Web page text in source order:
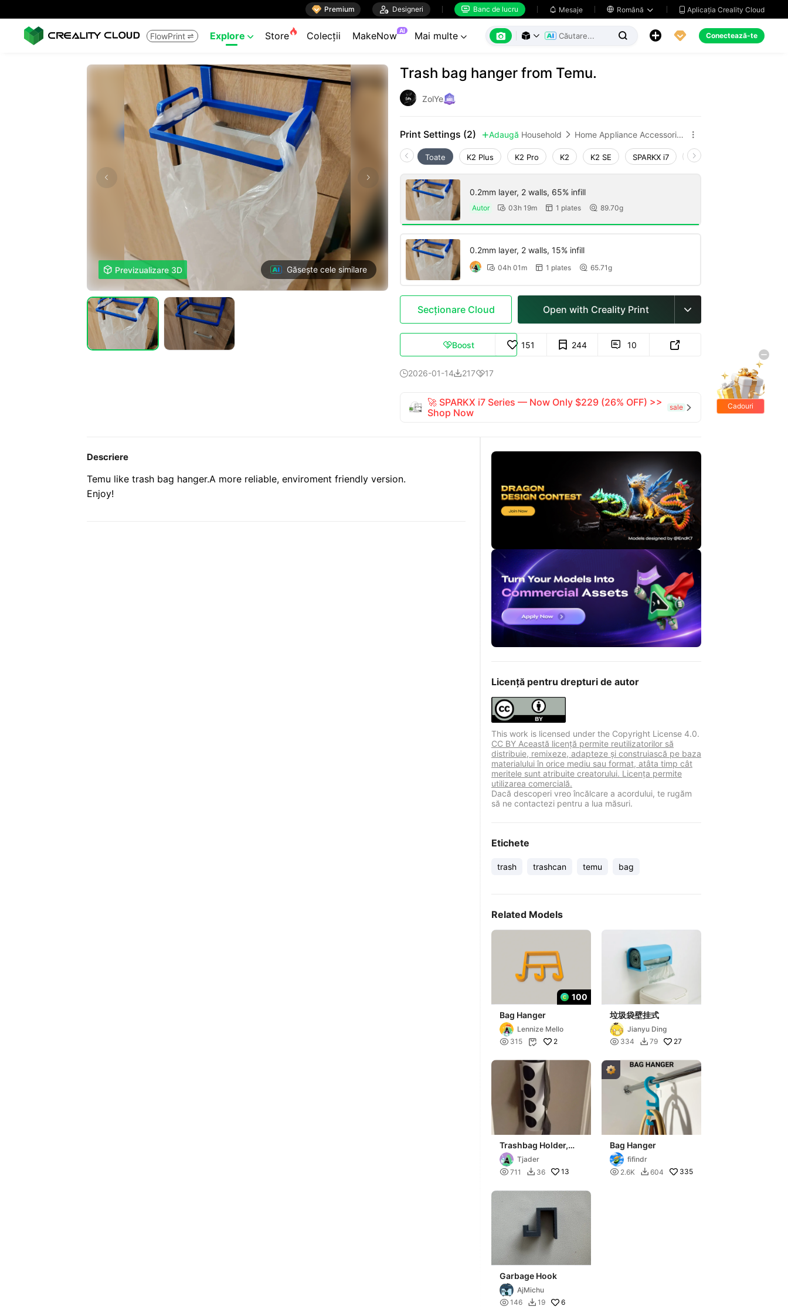
 Premium  Designeri  Banc de lucru  Mesaje  Română   Aplicația Creality Cloud
FlowPrint  Explore  Store Colecții MakeNow AI Mai multe        Conectează-te
 Previzualizare 3D Găsește cele similare
Trash bag hanger from Temu.
ZolYe
Print Settings (2) Adaugă Household  Home Appliance Accessories 
Toate K2 Plus K2 Pro K2 K2 SE SPARKX i7 Creality Hi
0.2mm layer, 2 walls, 65% infill
Autor  03h 19m  1 plates  89.70g
0.2mm layer, 2 walls, 15% infill
 04h 01m  1 plates  65.71g
Secționare Cloud Open with Creality Print 
Boost 151 244  10 
2026-01-1421717
🚀 SPARKX i7 Series — Now Only $229 (26% OFF) >>
Shop Now
sale 
Descriere
Temu like trash bag hanger.A more reliable, enviroment friendly version.
Enjoy!
Licență pentru drepturi de autor
This work is licensed under the Copyright License 4.0.
CC BY Această licență permite reutilizatorilor să
distribuie, remixeze, adapteze și construiască pe baza
materialului în orice mediu sau format, atâta timp cât
meritele sunt atribuite creatorului. Licența permite
utilizarea comercială.
Dacă descoperi vreo încălcare a acordului, te rugăm
să ne contactezi pentru a lua măsuri.
Etichete
trash trashcan temu bag
Related Models
100
Bag Hanger
Lennize Mello
 315  2
垃圾袋壁挂式
Jianyu Ding
 334  79 27
Trashbag Holder,
Screw Mounted
Tjader
 711  36 13
Bag Hanger
fifindr
 2.6K  604 335
Garbage Hook
AjMichu
 146  19 6
Cadouri